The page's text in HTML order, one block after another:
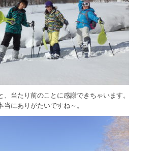
、当たり前のことに感謝できちゃいます。
当にありがたいですね～。